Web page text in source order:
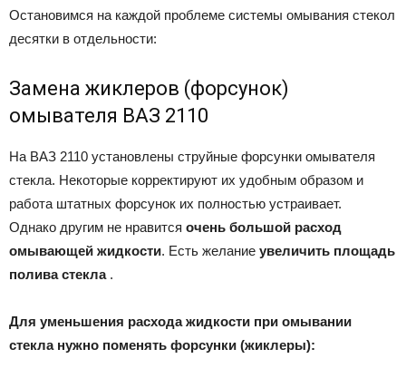
Остановимся на каждой проблеме системы омывания стекол
десятки в отдельности:
Замена жиклеров (форсунок)
омывателя ВАЗ 2110
На ВАЗ 2110 установлены струйные форсунки омывателя
стекла. Некоторые корректируют их удобным образом и
работа штатных форсунок их полностью устраивает.
Однако другим не нравится очень большой расход
омывающей жидкости. Есть желание увеличить площадь
полива стекла.
Для уменьшения расхода жидкости при омывании
стекла нужно поменять форсунки (жиклеры):